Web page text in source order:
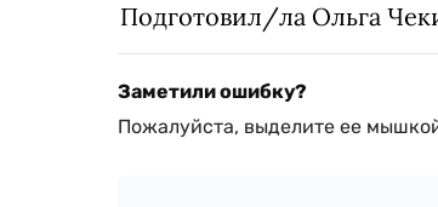
Подготовил/ла Ольга
Заметили ошибку?
Пожалуйста, выделите ее